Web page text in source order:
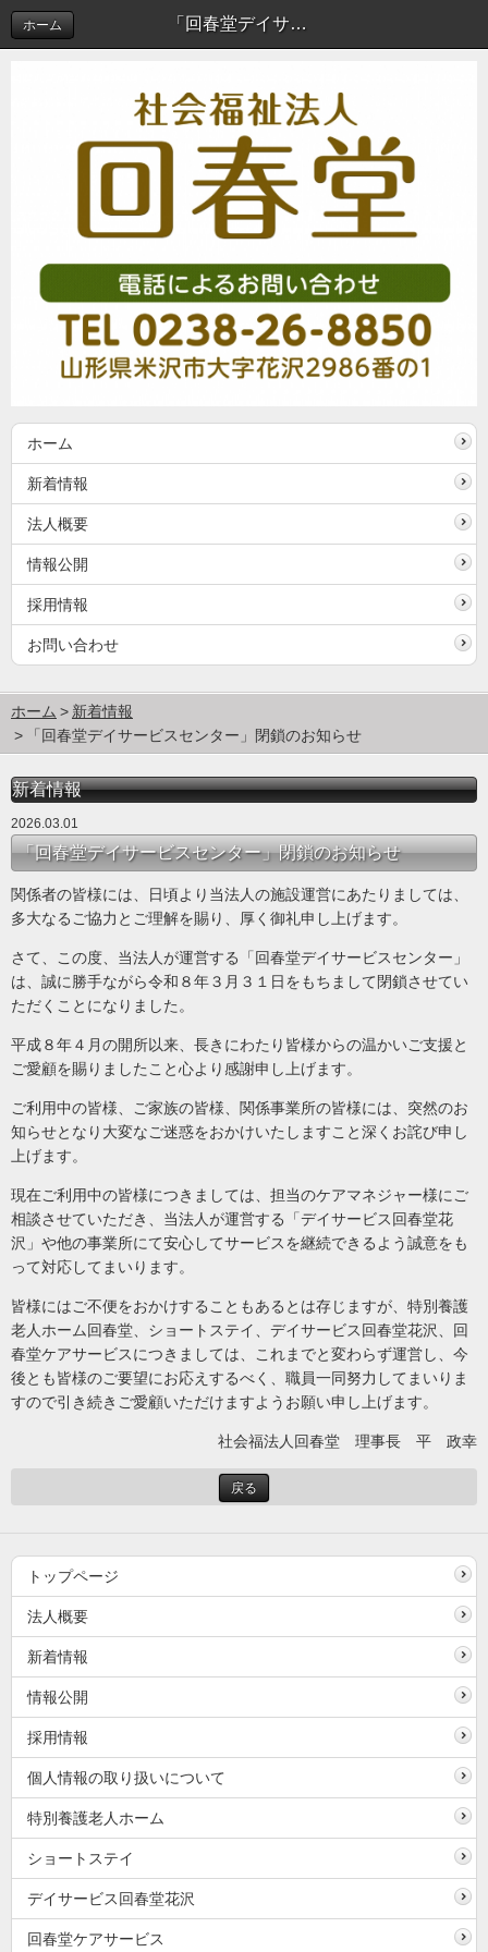
「回春堂デイサービスセンター」閉鎖のお知らせ | 新着情報
ホーム
ホーム
新着情報
法人概要
情報公開
採用情報
お問い合わせ
ホーム
新着情報
「回春堂デイサービスセンター」閉鎖のお知らせ
新着情報
2026.03.01
「回春堂デイサービスセンター」閉鎖のお知らせ
関係者の皆様には、日頃より当法人の施設運営にあたりましては、
多大なるご協力とご理解を賜り、厚く御礼申し上げます。
さて、この度、当法人が運営する「回春堂デイサービスセンター」
は、誠に勝手ながら令和８年３月３１日をもちまして閉鎖させてい
ただくことになりました。
平成８年４月の開所以来、長きにわたり皆様からの温かいご支援と
ご愛顧を賜りましたこと心より感謝申し上げます。
ご利用中の皆様、ご家族の皆様、関係事業所の皆様には、突然のお
知らせとなり大変なご迷惑をおかけいたしますこと深くお詫び申し
上げます。
現在ご利用中の皆様につきましては、担当のケアマネジャー様にご
相談させていただき、当法人が運営する「デイサービス回春堂花
沢」や他の事業所にて安心してサービスを継続できるよう誠意をも
って対応してまいります。
皆様にはご不便をおかけすることもあるとは存じますが、特別養護
老人ホーム回春堂、ショートステイ、デイサービス回春堂花沢、回
春堂ケアサービスにつきましては、これまでと変わらず運営し、今
後とも皆様のご要望にお応えするべく、職員一同努力してまいりま
すので引き続きご愛顧いただけますようお願い申し上げます。
社会福法人回春堂 理事長 平 政幸
戻る
トップページ
法人概要
新着情報
情報公開
採用情報
個人情報の取り扱いについて
特別養護老人ホーム
ショートステイ
デイサービス回春堂花沢
回春堂ケアサービス